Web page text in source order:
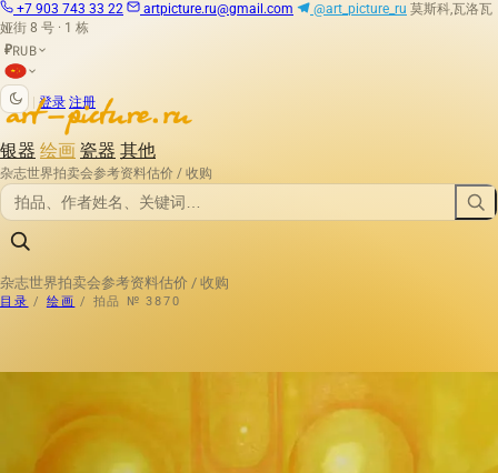
+7 903 743 33 22 artpicture.ru@gmail.com @art_picture_ru 莫斯科,瓦洛瓦
娅街 8 号 · 1 栋
₽RUB
登录 注册
银器 绘画 瓷器 其他
杂志世界拍卖会参考资料估价 / 收购
杂志世界拍卖会参考资料估价 / 收购
目录 / 绘画 / 拍品 № 3870